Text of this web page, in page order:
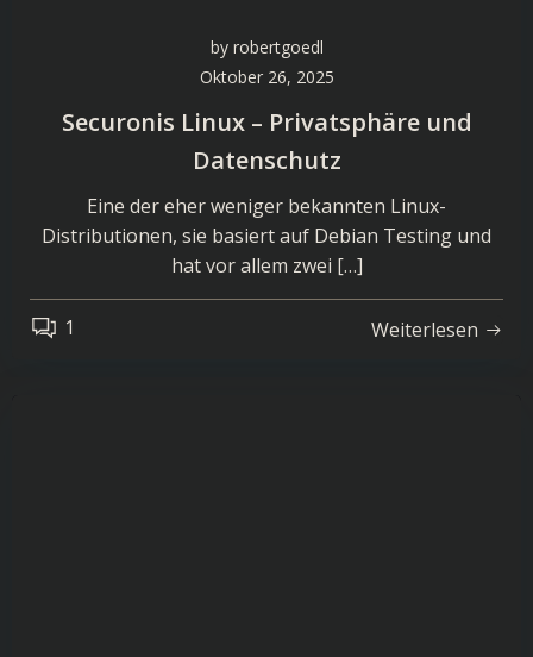
by robertgoedl
Oktober 26, 2025
Securonis Linux – Privatsphäre und
Datenschutz
Eine der eher weniger bekannten Linux-
Distributionen, sie basiert auf Debian Testing und
hat vor allem zwei […]
1 Weiterlesen